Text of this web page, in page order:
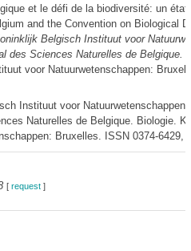
et le défi de la biodiversité: un
and the Convention on Biological
Belgisch Instituut voor
des Sciences Naturelles de Belgique.
voor Natuurwetenschappen:
Instituut voor
Naturelles de Belgique. Biologie.
Bruxelles. ISSN 0374-6429,
[ request]